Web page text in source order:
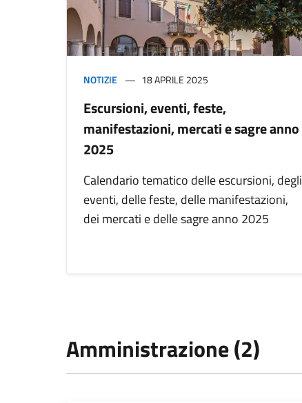
NOTIZIE 18 APRILE 2025
Escursioni, eventi, feste,
manifestazioni, mercati e sagre anno
2025
Calendario tematico delle escursioni, degli
eventi, delle feste, delle manifestazioni,
dei mercati e delle sagre anno 2025
Amministrazione (2)